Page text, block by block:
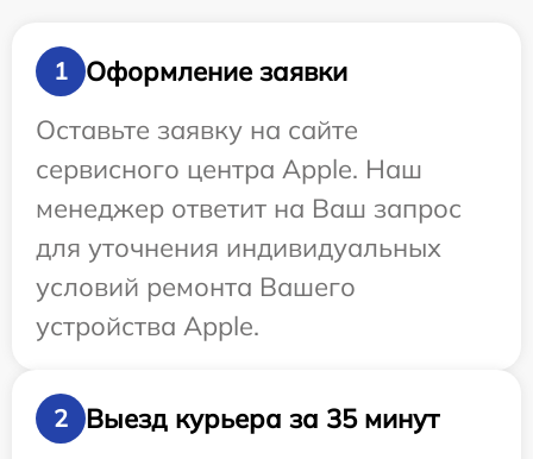
1
Оформление заявки
Оставьте заявку на сайте
сервисного центра Apple. Наш
менеджер ответит на Ваш запрос
для уточнения индивидуальных
условий ремонта Вашего
устройства Apple.
2
Выезд курьера за 35 минут